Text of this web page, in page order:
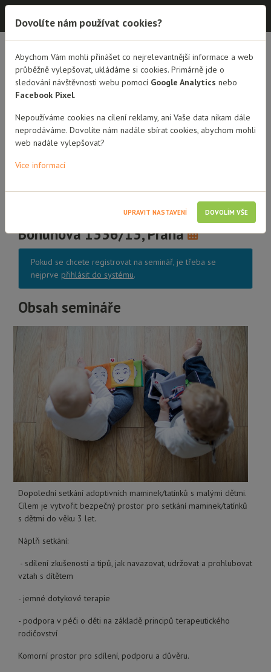
Dobrá rodina - semináře
PŘEHLED SEMINÁŘŮ DETAIL SEMINÁŘE
Rodičovské centrum
Setkání adoptivních rodičů s
dětmi do 3 let
24. 2. 2025 od 9:00 do 11:30
Sousedská klubovna Jižní Město, z.s.,
Bohúňova 1336/13, Praha
Pokud se chcete registrovat na seminář, je třeba se
nejprve přihlásit do systému.
Obsah semináře
Dopolední setkání adoptivních maminek/tatínků s malými dětmi.
Cílem je vytvořit bezpečný prostor pro setkání maminek/tatínků
s dětmi do věku 3 let.
Náplň setkání:
- sdílení zkušeností a tipů, jak navazovat, udržovat a prohlubovat
vztah s dítětem
- jemné dotykové terapie
- podpora v péči o děti na základě principů terapeutického
rodičovství
Komorní prostor pro sdílení, podporu a důvěru.
Dovolíte nám používat cookies?
Abychom Vám mohli přinášet co nejrelevantnější informace a web
průběžně vylepšovat, ukládáme si cookies. Primárně jde o
sledování návštěvnosti webu pomocí Google Analytics nebo
Facebook Pixel.
Nepoužíváme cookies na cílení reklamy, ani Vaše data nikam dále
neprodáváme. Dovolíte nám nadále sbírat cookies, abychom mohli
web nadále vylepšovat?
Více informací
UPRAVIT NASTAVENÍ DOVOLÍM VŠE